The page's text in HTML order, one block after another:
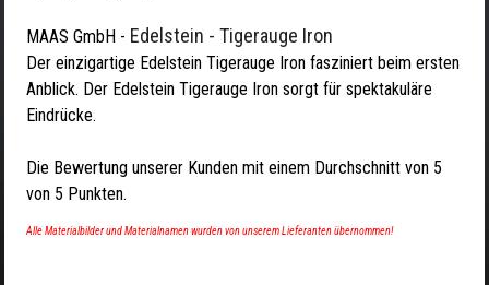
MAAS GmbH - Edelstein - Tigerauge Iron
Der einzigartige Edelstein Tigerauge Iron fasziniert beim ersten
Anblick. Der Edelstein Tigerauge Iron sorgt für spektakuläre
Eindrücke.
Die Bewertung unserer Kunden mit einem Durchschnitt von 5
von 5 Punkten.
Alle Materialbilder und Materialnamen wurden von unserem Lieferanten übernommen!